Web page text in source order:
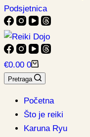
Podsjetnica
Košarica
€0.00 0
Pretraga
Početna
Što je reiki
Karuna Ryu